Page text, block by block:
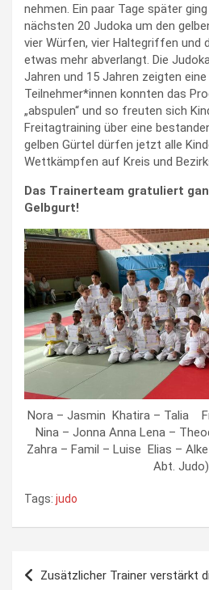
nehmen. Ein paar Tage später
nächsten 20 Judoka um den
vier Würfen, vier Haltegriffen und
etwas mehr abverlangt. Die
Jahren und 15 Jahren zeigten
Teilnehmer*innen konnten das
„abspulen“ und so freuten sich
Freitagtraining über eine
gelben Gürtel dürfen jetzt alle
Wettkämpfen auf Kreis und
Das Trainerteam gratuliert
Gelbgurt!
Nora – Jasmin Khatira – Talia
Nina – Jonna Anna Lena –
Zahra – Famil – Luise Elias –
Abt. Judo)
Tags: judo
Beitragsnavigation
Zusätzlicher Trainer verstärkt